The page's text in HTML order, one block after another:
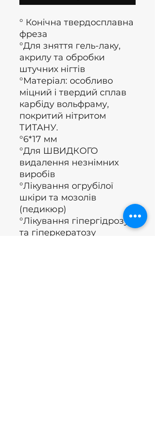
° Конічна твердосплавна
фреза
°Для зняття гель-лаку,
акрилу та обробки
штучних нігтів
°Матеріал: особливо
міцний і твердий сплав
карбіду вольфраму,
покритий нітритом
ТИТАНУ.
°6*17 мм
°Для ШВИДКОГО
видалення незнімних
виробів
°Лікування огрубілої
шкіри та мозолів
(педикюр)
°Лікування гіпергідрозу
та гіперкератозу